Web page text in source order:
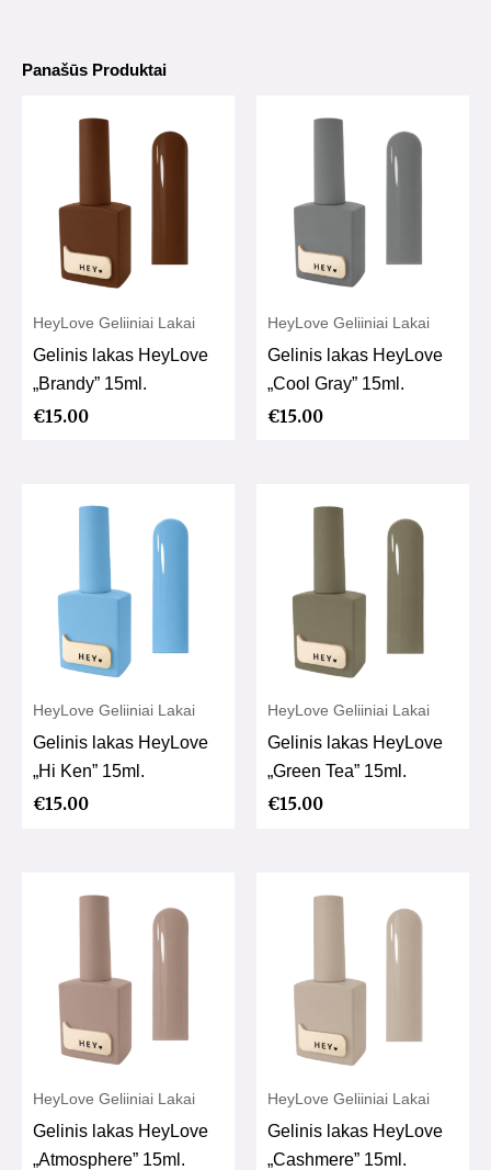
Panašūs Produktai
HeyLove Geliiniai Lakai
Gelinis lakas HeyLove
„Brandy” 15ml.
€15.00
HeyLove Geliiniai Lakai
Gelinis lakas HeyLove
„Cool Gray” 15ml.
€15.00
HeyLove Geliiniai Lakai
Gelinis lakas HeyLove
„Hi Ken” 15ml.
€15.00
HeyLove Geliiniai Lakai
Gelinis lakas HeyLove
„Green Tea” 15ml.
€15.00
HeyLove Geliiniai Lakai
Gelinis lakas HeyLove
„Atmosphere” 15ml.
HeyLove Geliiniai Lakai
Gelinis lakas HeyLove
„Cashmere” 15ml.